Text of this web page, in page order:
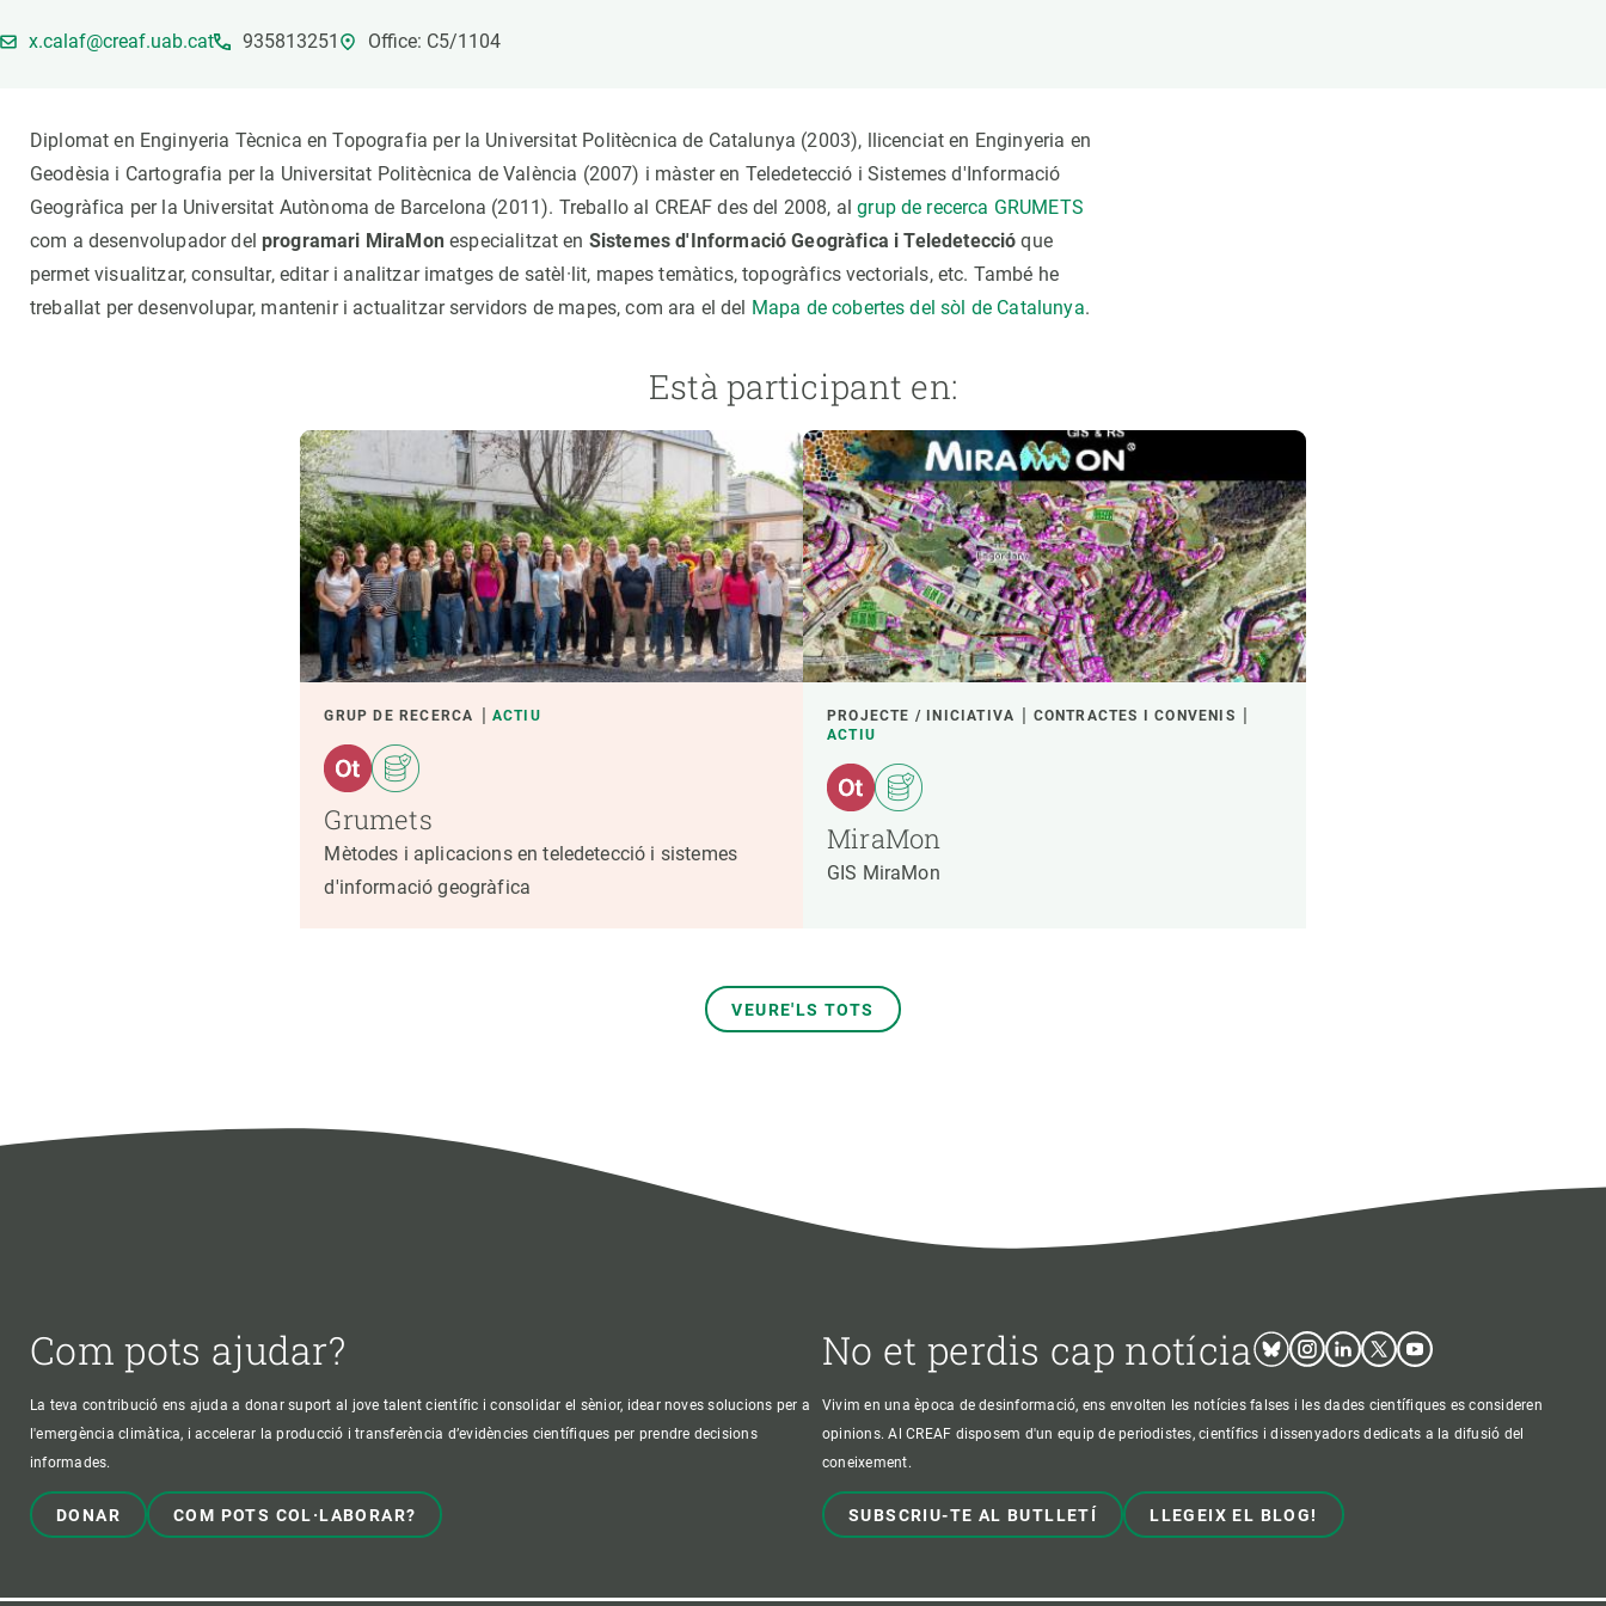
x.calaf@creaf.uab.cat 935813251 Office: C5/1104
Diplomat en Enginyeria Tècnica en Topografia per la Universitat Politècnica de Catalunya (2003), llicenciat en Enginyeria en
Geodèsia i Cartografia per la Universitat Politècnica de València (2007) i màster en Teledetecció i Sistemes d'Informació
Geogràfica per la Universitat Autònoma de Barcelona (2011). Treballo al CREAF des del 2008, algrup de recerca GRUMETS
com a desenvolupador delprogramari MiraMonespecialitzat en Sistemes d'Informació Geogràfica i Teledetecció que
permet visualitzar, consultar, editar i analitzar imatges de satèl·lit, mapes temàtics, topogràfics vectorials, etc. També he
treballat per desenvolupar, mantenir i actualitzar servidors de mapes, com ara el del Mapa de cobertes del sòl de Catalunya.
Està participant en:
GRUP DE RECERCA ACTIU
Grumets
Mètodes i aplicacions en teledetecció i sistemes
d'informació geogràfica
PROJECTE / INICIATIVA
CONTRACTES I CONVENIS
ACTIU
MiraMon
GIS MiraMon
VEURE'LS TOTS
Com pots ajudar?
La teva contribució ens ajuda a donar suport al jove talent científic i consolidar el sènior, idear noves solucions per a
l'emergència climàtica, i accelerar la producció i transferència d’evidències científiques per prendre decisions
informades.
DONAR COM POTS COL·LABORAR?
No et perdis cap notícia BlueskyInstagram
LinkedinTwitterYoutube
Vivim en una època de desinformació, ens envolten les notícies falses i les dades científiques es consideren
opinions. Al CREAF disposem d'un equip de periodistes, científics i dissenyadors dedicats a la difusió del
coneixement.
SUBSCRIU-TE AL BUTLLETÍ LLEGEIX EL BLOG!
Infraestructures
Ciència oberta i gestió del coneixement
Temes transversals
Desenvolupament de carrera
T’oferim formació